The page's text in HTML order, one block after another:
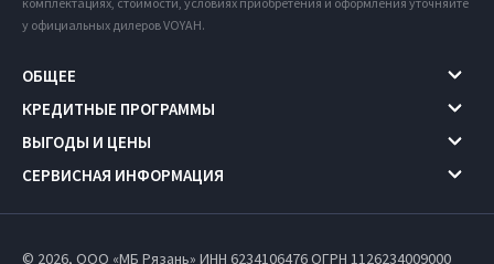
у официальных дилеров VOYAH.
ОБЩЕЕ
КРЕДИТНЫЕ ПРОГРАММЫ
ВЫГОДЫ И ЦЕНЫ
СЕРВИСНАЯ ИНФОРМАЦИЯ
© 2026, ООО «МБ Рязань» ИНН 6234106476ОГРН 1126234009000